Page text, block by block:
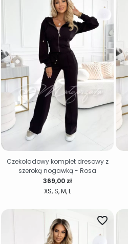
XS S M L
Cena
369,00 zł
Czekoladowy komplet dresowy z
szeroką nogawką - Rosa
favorite_border